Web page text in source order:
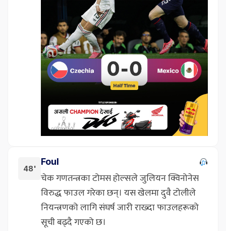
48'
Foul
चेक गणतन्त्रका टोमस होल्सले जुलियन क्विनोनेस
विरुद्ध फाउल गरेका छन्। यस खेलमा दुवै टोलीले
नियन्त्रणको लागि संघर्ष जारी राख्दा फाउलहरूको
सूची बढ्दै गएको छ।